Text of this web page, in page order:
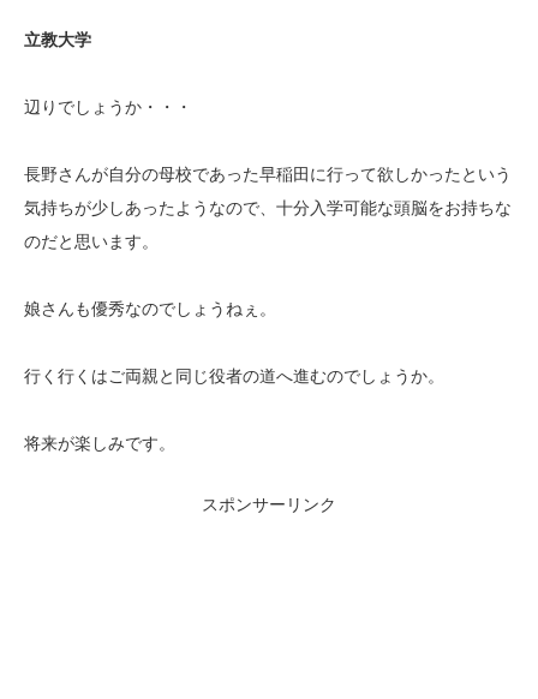
立教大学
辺りでしょうか・・・
長野さんが自分の母校であった早稲田に行って欲しかったという
気持ちが少しあったようなので、十分入学可能な頭脳をお持ちな
のだと思います。
娘さんも優秀なのでしょうねぇ。
行く行くはご両親と同じ役者の道へ進むのでしょうか。
将来が楽しみです。
スポンサーリンク